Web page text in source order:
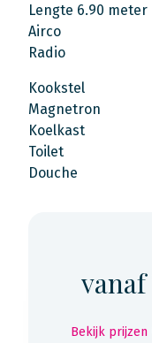
Lengte 6.90 meter
Airco
Radio
Kookstel
Magnetron
Koelkast
Toilet
Douche
vanaf
Bekijk prijzen